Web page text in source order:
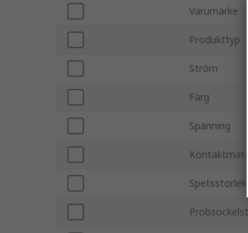
Varumärke
Produkttyp
Ström
Färg
Spänning
Spetsstorlek